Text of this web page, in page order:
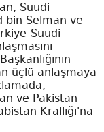
Suudi
bin Selman ve
Suudi
üçlü anlaşmaya
ve Pakistan
Krallığı'na